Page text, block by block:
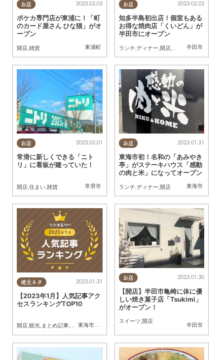
お店
東浦町
2023.02.03
ポケカ専門店が東浦に！「町
のカード屋さん ひな猫」がオ
ープン
開店 雑貨
お店
半田市
2023.02.02
知多半島初出店！個室もある
お得な焼肉店「くいどん」が
半田市にオープン
ランチ ディナー 開店, 友人
お店
常滑市
2023.02.01
常滑に新しくできる「ニト
リ」に看板が建っていた！
開店 住まい 雑貨
お店
東海市
2023.01.31
東海市初！名和の「あみやき
亭」がステーキハウス「感動
の肉と米」になってオープン
ランチ ディナー 開店
地元ネタ
東海市
,大府市 知多市 阿久比町 武豊町,南知多町
2023.01.31
【2023年1月】人気記事アク
セスランキングTOP10
開店,観光, まとめ記事,家族
お店
半田市
2023.01.30
【開店】半田市亀崎に体に優
しい焼き菓子店「Tsukimi」
がオープン！
スイーツ,開店